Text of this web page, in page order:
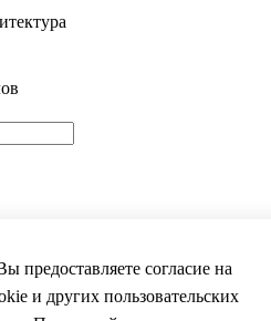
персональных данных
предоставляете согласие на
и других пользовательских